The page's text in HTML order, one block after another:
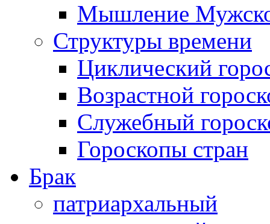
Мышление
Структуры времени
Циклический
Возрастной
Служебный
Гороскопы стран
Брак
патриархальный